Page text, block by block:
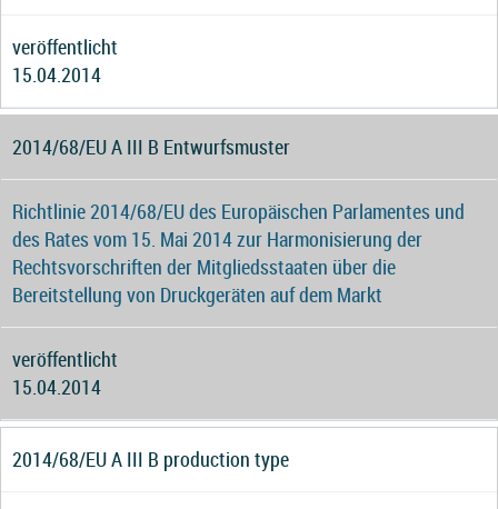
veröffentlicht
15.04.2014
2014/68/EU A III B Entwurfsmuster
Richtlinie 2014/68/EU des Europäischen Parlamentes und
des Rates vom 15. Mai 2014 zur Harmonisierung der
Rechtsvorschriften der Mitgliedsstaaten über die
Bereitstellung von Druckgeräten auf dem Markt
veröffentlicht
15.04.2014
2014/68/EU A III B production type